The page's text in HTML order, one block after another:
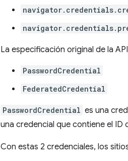
La especificación original de la
PasswordCredential
FederatedCredential
PasswordCredential es una
una credencial que contiene el
Con estas 2 credenciales, los